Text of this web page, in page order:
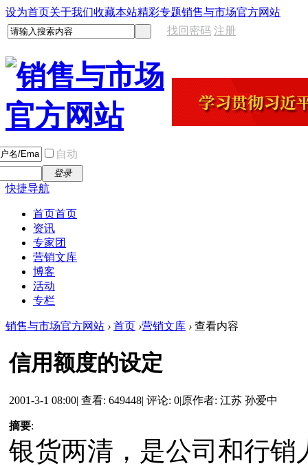
设为首页关于我们收藏本站精彩专题销售与市场官方网站
找回密码 注册
自动
登录
快捷导航
首页首页
资讯
专家团
营销文库
博客
活动
专栏
销售与市场官方网站 › 首页 ›营销文库 › 查看内容
信用额度的设定
2001-3-1 08:00| 查看: 649448| 评论: 0|原作者: 江苏 孙爱中
摘要:
银货两清，是公司和行